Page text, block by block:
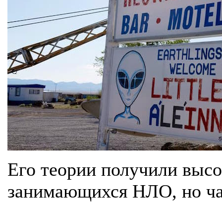
Его теории получили
занимающихся НЛО, но